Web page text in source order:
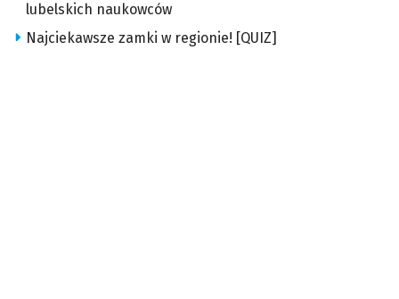
lubelskich naukowców
Najciekawsze zamki w regionie! [QUIZ]